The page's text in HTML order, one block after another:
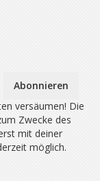
Abonnieren
versäumen! Die
Zwecke des
mit deiner
möglich.